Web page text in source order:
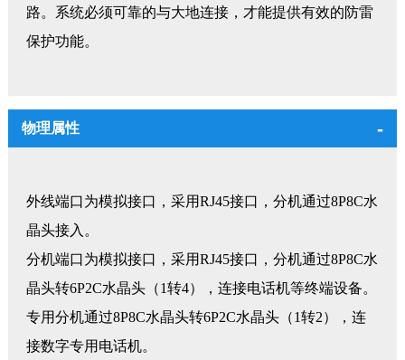
路。系统必须可靠的与大地连接，才能提供有效的防雷
保护功能。
物理属性
外线端口为模拟接口，采用RJ45接口，分机通过8P8C水
晶头接入。
分机端口为模拟接口，采用RJ45接口，分机通过8P8C水
晶头转6P2C水晶头（1转4），连接电话机等终端设备。
专用分机通过8P8C水晶头转6P2C水晶头（1转2），连
接数字专用电话机。